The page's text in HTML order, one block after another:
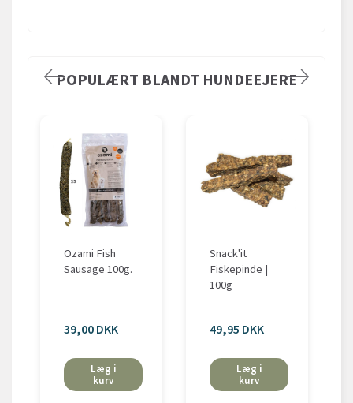
POPULÆRT BLANDT HUNDEEJERE
Ozami Fish
Sausage 100g.
39,00 DKK
Læg i
kurv
Snack'it
Fiskepinde |
100g
49,95 DKK
Læg i
kurv